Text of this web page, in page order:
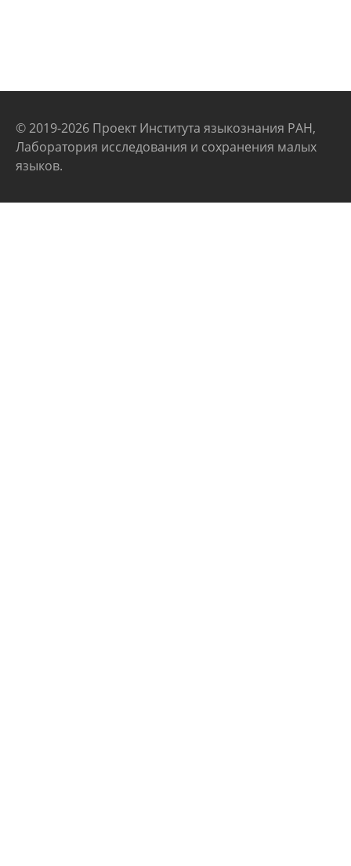
© 2019-2026 Проект Института языкознания РАН,
Лаборатория исследования и сохранения малых
языков.